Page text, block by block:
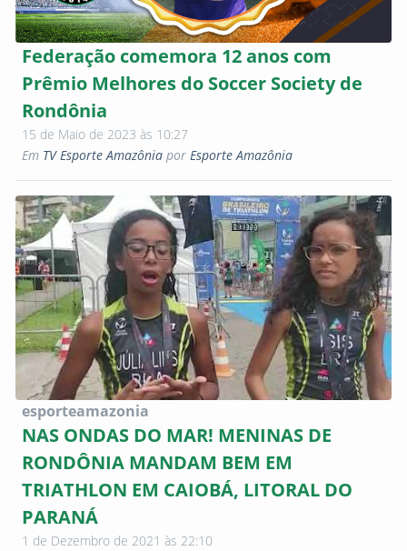
Federação comemora 12 anos com
Prêmio Melhores do Soccer Society de
Rondônia
15 de Maio de 2023 às 10:27
Em TV Esporte Amazônia por Esporte Amazônia
esporteamazonia
NAS ONDAS DO MAR! MENINAS DE
RONDÔNIA MANDAM BEM EM
TRIATHLON EM CAIOBÁ, LITORAL DO
PARANÁ
1 de Dezembro de 2021 às 22:10